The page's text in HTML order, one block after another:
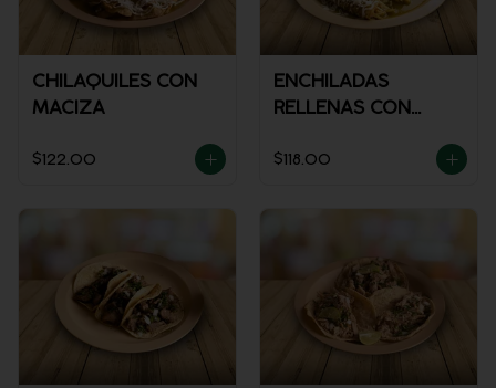
CHILAQUILES CON
MACIZA
$122.00
ENCHILADAS
RELLENAS CON
$118.00